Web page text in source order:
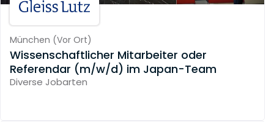
München (Vor Ort)
Wissenschaftlicher Mitarbeiter oder
Referendar (m/w/d) im Japan-Team
Diverse Jobarten